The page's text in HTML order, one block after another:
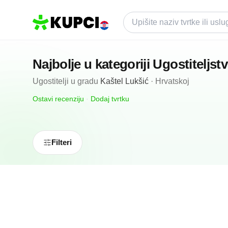
Najbolje u kategoriji
Ugostitelji u gradu Kaštel Lukšić · Hrvatskoj
Ostavi recenziju · Dodaj tvrtku
Filteri